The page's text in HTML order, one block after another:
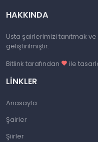
HAKKINDA
Usta şairlerimizi tanıtmak
geliştirilmiştir.
Bitlink tarafından
ile
LINKLER
Anasayfa
Şairler
Şiirler